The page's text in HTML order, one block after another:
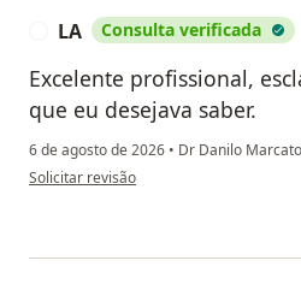
LA Consulta verificada
Excelente profissional,
que eu desejava saber.
6 de agosto de 2026 • Dr Danilo Marcato
na opinião do utilizador LA
Solicitar revisão